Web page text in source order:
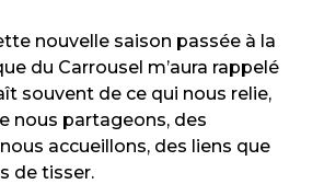
nouvelle saison passée à la
du Carrousel m’aura rappelé
souvent de ce qui nous relie,
nous partageons, des
accueillons, des liens que
de tisser.